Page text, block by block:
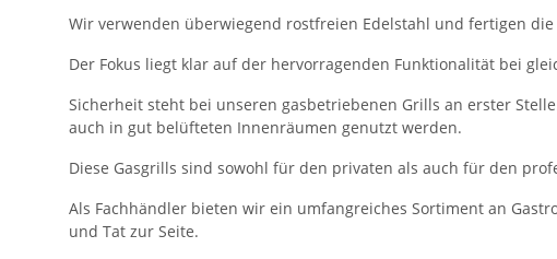
Wir verwenden überwiegend rostfreien Edelstahl und fertigen
Der Fokus liegt klar auf der hervorragenden Funktionalität bei
Sicherheit steht bei unseren gasbetriebenen Grills an erster
auch in gut belüfteten Innenräumen genutzt werden.
Diese Gasgrills sind sowohl für den privaten als auch für den
Als Fachhändler bieten wir ein umfangreiches Sortiment an
und Tat zur Seite.